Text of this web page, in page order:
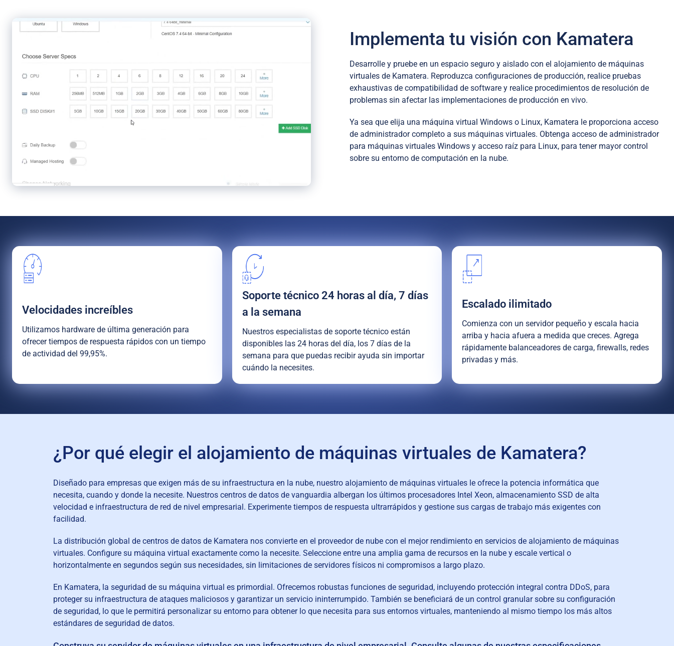
Implementa tu visión con Kamatera
Desarrolle y pruebe en un espacio seguro y aislado con el alojamiento de máquinas
virtuales de Kamatera. Reproduzca configuraciones de producción, realice pruebas
exhaustivas de compatibilidad de software y realice procedimientos de resolución de
problemas sin afectar las implementaciones de producción en vivo.
Ya sea que elija una máquina virtual Windows o Linux, Kamatera le proporciona acceso
de administrador completo a sus máquinas virtuales. Obtenga acceso de administrador
para máquinas virtuales Windows y acceso raíz para Linux, para tener mayor control
sobre su entorno de computación en la nube.
Velocidades increíbles
Utilizamos hardware de última generación para
ofrecer tiempos de respuesta rápidos con un tiempo
de actividad del 99,95%.
Soporte técnico 24 horas al día, 7 días
a la semana
Nuestros especialistas de soporte técnico están
disponibles las 24 horas del día, los 7 días de la
semana para que puedas recibir ayuda sin importar
cuándo la necesites.
Escalado ilimitado
Comienza con un servidor pequeño y escala hacia
arriba y hacia afuera a medida que creces. Agrega
rápidamente balanceadores de carga, firewalls, redes
privadas y más.
¿Por qué elegir el alojamiento de máquinas virtuales de Kamatera?
Diseñado para empresas que exigen más de su infraestructura en la nube, nuestro alojamiento de máquinas virtuales le ofrece la potencia informática que
necesita, cuando y donde la necesite. Nuestros centros de datos de vanguardia albergan los últimos procesadores Intel Xeon, almacenamiento SSD de alta
velocidad e infraestructura de red de nivel empresarial. Experimente tiempos de respuesta ultrarrápidos y gestione sus cargas de trabajo más exigentes con
facilidad.
La distribución global de centros de datos de Kamatera nos convierte en el proveedor de nube con el mejor rendimiento en servicios de alojamiento de máquinas
virtuales. Configure su máquina virtual exactamente como la necesite. Seleccione entre una amplia gama de recursos en la nube y escale vertical o
horizontalmente en segundos según sus necesidades, sin limitaciones de servidores físicos ni compromisos a largo plazo.
En Kamatera, la seguridad de su máquina virtual es primordial. Ofrecemos robustas funciones de seguridad, incluyendo protección integral contra DDoS, para
proteger su infraestructura de ataques maliciosos y garantizar un servicio ininterrumpido. También se beneficiará de un control granular sobre su configuración
de seguridad, lo que le permitirá personalizar su entorno para obtener lo que necesita para sus entornos virtuales, manteniendo al mismo tiempo los más altos
estándares de seguridad de datos.